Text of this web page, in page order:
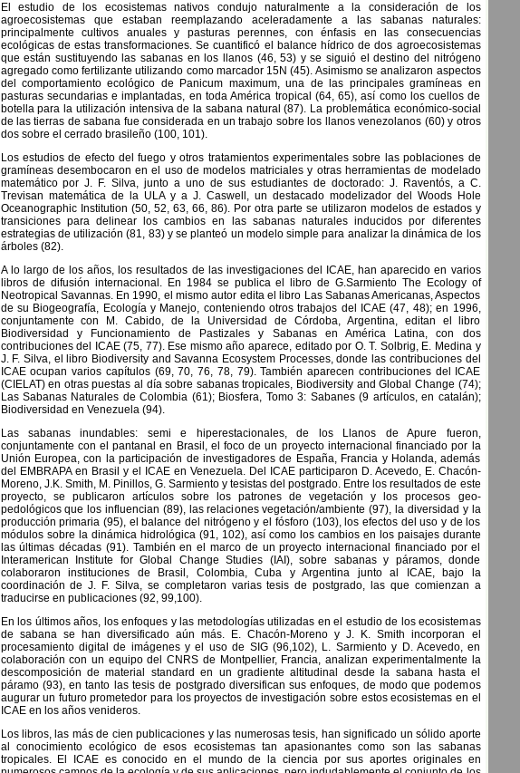
El estudio de los ecosistemas nativos condujo naturalmente a la consideración de los
agroecosistemas que estaban reemplazando aceleradamente a las sabanas naturales:
principalmente cultivos anuales y pasturas perennes, con énfasis en las consecuencias
ecológicas de estas transformaciones. Se cuantificó el balance hídrico de dos agroecosistemas
que están sustituyendo las sabanas en los llanos (46, 53) y se siguió el destino del nitrógeno
agregado como fertilizante utilizando como marcador 15N (45). Asimismo se analizaron aspectos
del comportamiento ecológico de Panicum maximum, una de las principales gramíneas en
pasturas secundarias e implantadas, en toda América tropical (64, 65), así como los cuellos de
botella para la utilización intensiva de la sabana natural (87). La problemática económico-social
de las tierras de sabana fue considerada en un trabajo sobre los llanos venezolanos (60) y otros
dos sobre el cerrado brasileño (100, 101).
Los estudios de efecto del fuego y otros tratamientos experimentales sobre las poblaciones de
gramíneas desembocaron en el uso de modelos matriciales y otras herramientas de modelado
matemático por J. F. Silva, junto a uno de sus estudiantes de doctorado: J. Raventós, a C.
Trevisan matemática de la ULA y a J. Caswell, un destacado modelizador del Woods Hole
Oceanographic Institution (50, 52, 63, 66, 86). Por otra parte se utilizaron modelos de estados y
transiciones para delinear los cambios en las sabanas naturales inducidos por diferentes
estrategias de utilización (81, 83) y se planteó un modelo simple para analizar la dinámica de los
árboles (82).
A lo largo de los años, los resultados de las investigaciones del ICAE, han aparecido en varios
libros de difusión internacional. En 1984 se publica el libro de G.Sarmiento The Ecology of
Neotropical Savannas. En 1990, el mismo autor edita el libro Las Sabanas Americanas, Aspectos
de su Biogeografía, Ecología y Manejo, conteniendo otros trabajos del ICAE (47, 48); en 1996,
conjuntamente con M. Cabido, de la Universidad de Córdoba, Argentina, editan el libro
Biodiversidad y Funcionamiento de Pastizales y Sabanas en América Latina, con dos
contribuciones del ICAE (75, 77). Ese mismo año aparece, editado por O. T. Solbrig, E. Medina y
J. F. Silva, el libro Biodiversity and Savanna Ecosystem Processes, donde las contribuciones del
ICAE ocupan varios capítulos (69, 70, 76, 78, 79). También aparecen contribuciones del ICAE
(CIELAT) en otras puestas al día sobre sabanas tropicales, Biodiversity and Global Change (74);
Las Sabanas Naturales de Colombia (61); Biosfera, Tomo 3: Sabanes (9 artículos, en catalán);
Biodiversidad en Venezuela (94).
Las sabanas inundables: semi e hiperestacionales, de los Llanos de Apure fueron,
conjuntamente con el pantanal en Brasil, el foco de un proyecto internacional financiado por la
Unión Europea, con la participación de investigadores de España, Francia y Holanda, además
del EMBRAPA en Brasil y el ICAE en Venezuela. Del ICAE participaron D. Acevedo, E. Chacón-
Moreno, J.K. Smith, M. Pinillos, G. Sarmiento y tesistas del postgrado. Entre los resultados de este
proyecto, se publicaron artículos sobre los patrones de vegetación y los procesos geo-
pedológicos que los influencian (89), las relaciones vegetación/ambiente (97), la diversidad y la
producción primaria (95), el balance del nitrógeno y el fósforo (103), los efectos del uso y de los
módulos sobre la dinámica hidrológica (91, 102), así como los cambios en los paisajes durante
las últimas décadas (91). También en el marco de un proyecto internacional financiado por el
Interamerican Institute for Global Change Studies (IAI), sobre sabanas y páramos, donde
colaboraron instituciones de Brasil, Colombia, Cuba y Argentina junto al ICAE, bajo la
coordinación de J. F. Silva, se completaron varias tesis de postgrado, las que comienzan a
traducirse en publicaciones (92, 99,100).
En los últimos años, los enfoques y las metodologías utilizadas en el estudio de los ecosistemas
de sabana se han diversificado aún más. E. Chacón-Moreno y J. K. Smith incorporan el
procesamiento digital de imágenes y el uso de SIG (96,102), L. Sarmiento y D. Acevedo, en
colaboración con un equipo del CNRS de Montpellier, Francia, analizan experimentalmente la
descomposición de material standard en un gradiente altitudinal desde la sabana hasta el
páramo (93), en tanto las tesis de postgrado diversifican sus enfoques, de modo que podemos
augurar un futuro prometedor para los proyectos de investigación sobre estos ecosistemas en el
ICAE en los años venideros.
Los libros, las más de cien publicaciones y las numerosas tesis, han significado un sólido aporte
al conocimiento ecológico de esos ecosistemas tan apasionantes como son las sabanas
tropicales. El ICAE es conocido en el mundo de la ciencia por sus aportes originales en